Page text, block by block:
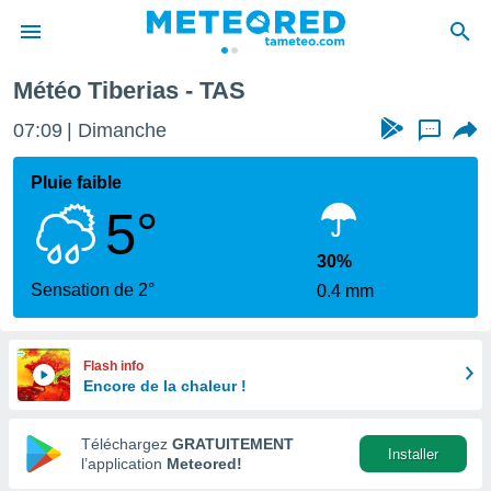
de
par
en
Météo Tiberias - TAS
07:09 Dimanche ...
Pluie faible
5°
Sensation de 2°
30%
0.4 mm
Flash info
Encore de la chaleur !
Téléchargez GRATUITEMENT
l’application Meteored!
Installer